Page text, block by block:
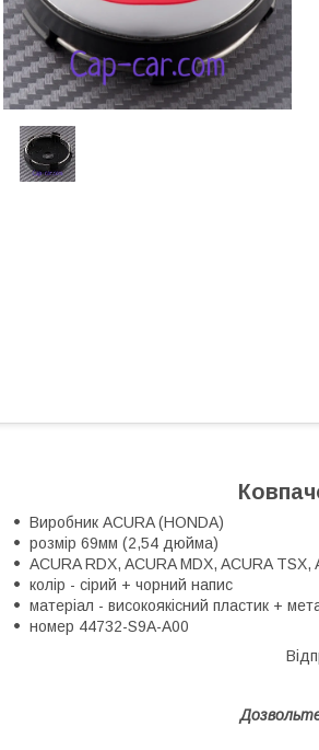
Виробник ACURA (HONDA)
розмір 69мм (2,54 дюйма)
ACURA RDX, ACURA MDX, ACURA TSX,
колір - сірий + чорний напис
матеріал - високоякісний пластик +
номер 44732-S9A-A00